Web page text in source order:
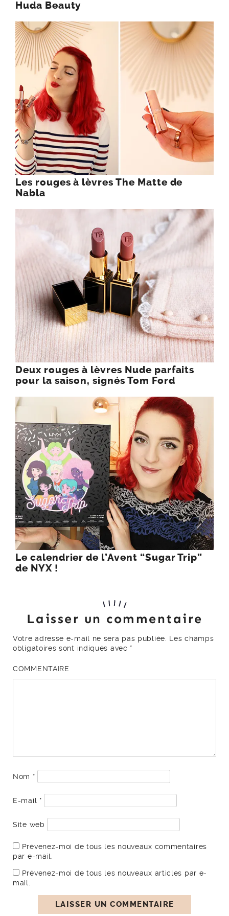
Huda Beauty
Les rouges à lèvres The Matte de
Nabla
Deux rouges à lèvres Nude parfaits
pour la saison, signés Tom Ford
Le calendrier de l’Avent “Sugar Trip”
de NYX !
Laisser un commentaire
Votre adresse e-mail ne sera pas publiée.
Les champs
obligatoires sont indiqués avec *
COMMENTAIRE
Nom *
E-mail *
Site web
Prévenez-moi de tous les nouveaux commentaires
par e-mail.
Prévenez-moi de tous les nouveaux articles par e-
mail.